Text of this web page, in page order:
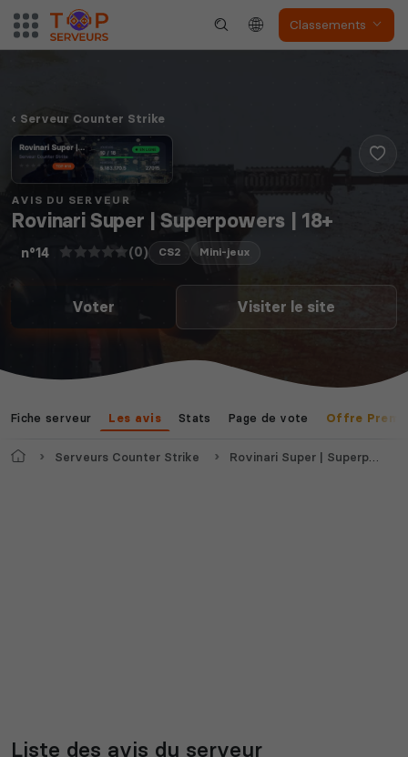
Classements
Squad
Nights
Myth of Empires Enshrouded
Voir tous les
Serveur Counter Strike
AVIS DU SERVEUR
Rovinari Super | Superpowers | 18+
n°14 (0) CS2 Mini-jeux
Voter Visiter le site
Fiche serveur Les avis Stats Page de vote Offre
AccueilServeurs Counter Strike Rovinari Super | Superpowers | 18+
Liste des avis du serveur